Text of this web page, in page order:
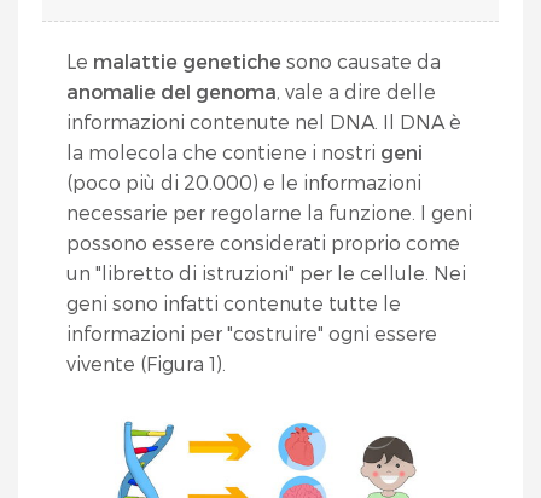
Le malattie genetiche sono causate da
anomalie del genoma, vale a dire delle
informazioni contenute nel DNA. Il DNA è
la molecola che contiene i nostri geni
(poco più di 20.000) e le informazioni
necessarie per regolarne la funzione. I geni
possono essere considerati proprio come
un "libretto di istruzioni" per le cellule. Nei
geni sono infatti contenute tutte le
informazioni per "costruire" ogni essere
vivente (Figura 1).